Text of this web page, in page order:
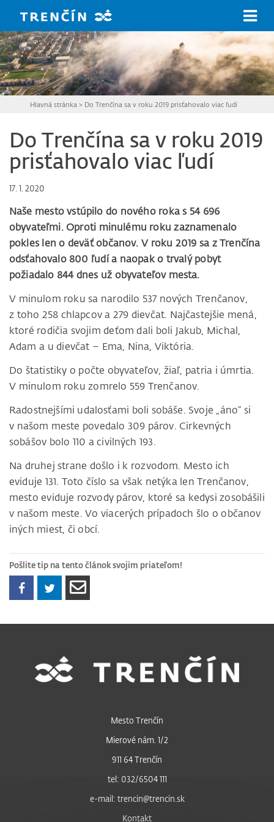
Hlavná stránka > Do Trenčína sa v roku 2019 prisťahovalo viac ľudí
Do Trenčína sa v roku 2019
prisťahovalo viac ľudí
17. 1. 2020
Naše mesto vstúpilo do nového roka s 54 696
obyvateľmi. Oproti minulému roku zaznamenalo
pokles len o deväť občanov. V roku 2019 sa z Trenčína
odsťahovalo 800 ľudí a naopak o trvalý pobyt
požiadalo 844 dnes už obyvateľov mesta.
V minulom roku sa narodilo 537 nových Trenčanov,
z toho 258 chlapcov a 279 dievčat. Najčastejšie mená,
ktoré rodičia svojim deťom dali boli Jakub, Michal,
Adam a u dievčat – Ema, Nina, Viktória.
Do štatistiky o počte obyvateľov, žiaľ, patria i úmrtia.
V minulom roku zomrelo 559 Trenčanov.
Radostnejšími udalosťami boli sobáše. Svoje „áno“ si
v našom meste povedalo 309 párov. Cirkevných
sobášov bolo 110 a civilných 193.
Na druhej strane došlo i k rozvodom. Mesto ich
eviduje 131. Toto číslo sa však netýka len Trenčanov,
mesto eviduje rozvody párov, ktoré sa kedysi zosobášili
v našom meste. Vo viacerých prípadoch šlo o občanov
iných miest, či obcí.
Pošlite tip na tento článok svojim priateľom!
Mesto Trenčín
Mierové nám. 1/2
911 64 Trenčín
tel: 032/6504 111
e-mail: trencin@trencin.sk
Kontakt